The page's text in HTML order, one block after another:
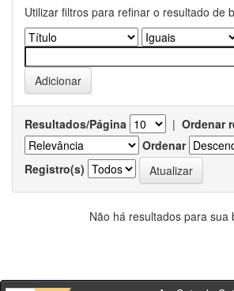
Utilizar filtros para refinar o resultado de
Resultados/Página | Ordenar
Ordenar
Registro(s)
Não há resultados para sua